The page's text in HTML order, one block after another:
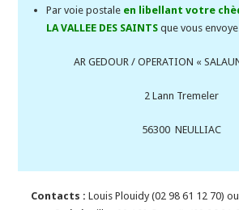
Par voie postale en libellant votre
LA VALLEE DES SAINTSque vous
AR GEDOUR / OPERATION «
2 Lann Tremeler
56300 NEULLIAC
Contacts : Louis Plouidy (02 98 61 12 70)